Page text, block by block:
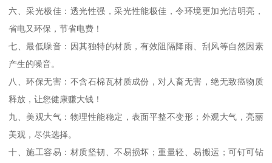
六、采光极佳：透光性强，采光性能极佳，令环境更加光洁明亮，
省电又环保，节省电费！
七、最低噪音：因其独特的材质，有效阻隔降雨、刮风等自然因素
产生的噪音。
八、环保无害：不含石棉瓦材质成份，对人畜无害，绝无致癌物质
释放，让您健康赚大钱！
九、美观大气：物理性能稳定，表面平整不变形；外观大气，亮丽
美观，尽供选择。
十、施工容易：材质坚韧、不易损坏；重量轻、易搬运；可钉可钻